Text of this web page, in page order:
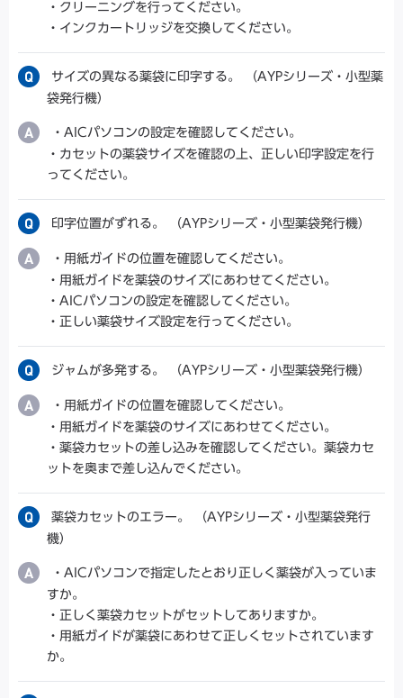
・クリーニングを行ってください。
・インクカートリッジを交換してください。
サイズの異なる薬袋に印字する。 （AYPシリーズ・小型薬
袋発行機）
・AICパソコンの設定を確認してください。
・カセットの薬袋サイズを確認の上、正しい印字設定を行
ってください。
印字位置がずれる。 （AYPシリーズ・小型薬袋発行機）
・用紙ガイドの位置を確認してください。
・用紙ガイドを薬袋のサイズにあわせてください。
・AICパソコンの設定を確認してください。
・正しい薬袋サイズ設定を行ってください。
ジャムが多発する。 （AYPシリーズ・小型薬袋発行機）
・用紙ガイドの位置を確認してください。
・用紙ガイドを薬袋のサイズにあわせてください。
・薬袋カセットの差し込みを確認してください。薬袋カセ
ットを奥まで差し込んでください。
薬袋カセットのエラー。 （AYPシリーズ・小型薬袋発行
機）
・AICパソコンで指定したとおり正しく薬袋が入っていま
すか。
・正しく薬袋カセットがセットしてありますか。
・用紙ガイドが薬袋にあわせて正しくセットされています
か。